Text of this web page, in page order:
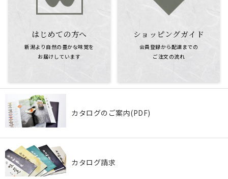
はじめての方へ
新潟より自然の豊かな味覚を
お届けしています
ショッピングガイド
会員登録から配達までの
ご注文の流れ
カタログのご案内(PDF)
カタログ請求